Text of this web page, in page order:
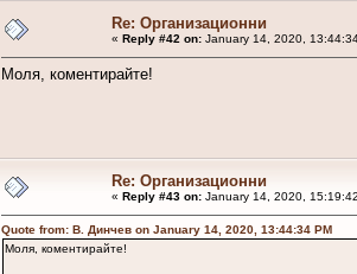
Re: Организационни
« Reply #42 on:January 14, 2020,
Моля, коментирайте!
Re: Организационни
« Reply #43 on:January 14, 2020,
Quote from: В. Динчев on January 14, 2020, 13:44:34 PM
Моля, коментирайте!